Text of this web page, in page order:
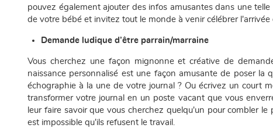
pouvez également ajouter des infos amusantes dans une
de votre bébé et invitez tout le monde à venir célébrer
Demande ludique d’être parrain/marraine
Vous cherchez une façon mignonne et créative de
naissance personnalisé est une façon amusante de poser
échographie à la une de votre journal ? Ou écrivez un court
transformer votre journal en un poste vacant que vous
leur faire savoir que vous cherchez quelqu'un pour combler
est impossible qu'ils refusent le travail.